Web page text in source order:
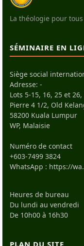
La théologie pour tous
SÉMINAIRE EN
Siège social
Adresse: -
Lots 5-15, 16, 25 et
Pierre 4 1/2, Old
58200 Kuala Lumpur
WP, Malaisie
Numéro de contact
+603-7499 3824
WhatsApp : https://
Heures de bureau
Du lundi au vendredi
De 10h00 à 16h30
PLAN DU SITE